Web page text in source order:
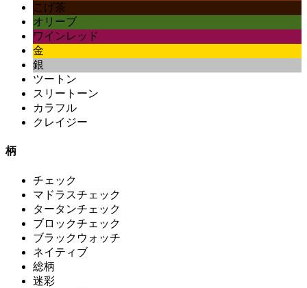
こげ茶
オリーブ
ワインレッド
金
銀
ツートン
スリートーン
カラフル
クレイジー
柄
チェック
マドラスチェック
タータンチェック
ブロックチェック
ブラックウォッチ
ネイティブ
総柄
迷彩